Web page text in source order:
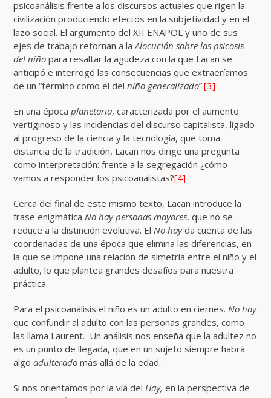
psicoanálisis frente a los discursos actuales que rigen la
civilización produciendo efectos en la subjetividad y en el
lazo social. El argumento del XII ENAPOL y uno de sus
ejes de trabajo retornan a laAlocución sobre las psicosis
del niño para resaltar la agudeza con la que Lacan se
anticipó e interrogó las consecuencias que extraeríamos
de un “término como el delniño generalizado”.[3]
En una épocaplanetaria, caracterizada por el aumento
vertiginoso y las incidencias del discurso capitalista, ligado
al progreso de la ciencia y la tecnología, que toma
distancia de la tradición, Lacan nos dirige una pregunta
como interpretación: frente a la segregación ¿cómo
vamos a responder los psicoanalistas?[4]
Cerca del final de este mismo texto, Lacan introduce la
frase enigmática No hay personas mayores, que no se
reduce a la distinción evolutiva. El No hayda cuenta de las
coordenadas de una época que elimina las diferencias, en
la que se impone una relación de simetría entre el niño y el
adulto, lo que plantea grandes desafíos para nuestra
práctica.
Para el psicoanálisis el niño es un adulto en ciernes. No hay
que confundir al adulto con las personas grandes, como
las llama Laurent. Un análisis nos enseña que la adultez no
es un punto de llegada, que en un sujeto siempre habrá
algoadulterado más allá de la edad.
Si nos orientamos por la vía del Hay, en la perspectiva de